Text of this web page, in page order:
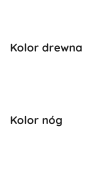
Kolor drewna
Kolor nóg